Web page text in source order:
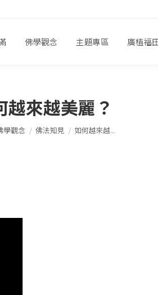
佛學觀念 主題專區 廣植福
越來越美麗？
：
學觀念 佛法知見 如何越來越...